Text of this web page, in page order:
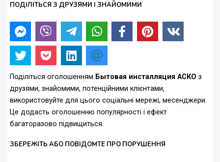
ПОДІЛІТЬСЯ З ДРУЗЯМИ І ЗНАЙОМИМИ
Поділіться оголошенням Бытовая инсталляция АСКО з
друзями, знайомими, потенційними клієнтами,
використовуйте для цього соціальні мережі, месенджери.
Це додасть оголошенню популярності і ефект
багаторазово підвищиться.
ЗБЕРЕЖІТЬ АБО ПОВІДОМТЕ ПРО ПОРУШЕННЯ